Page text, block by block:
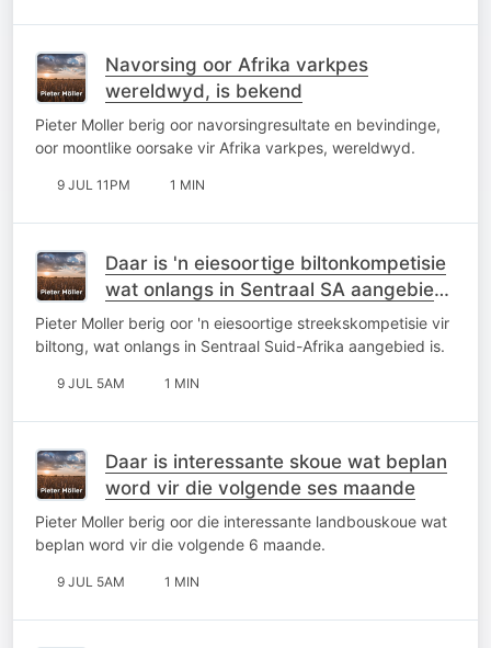
Navorsing oor Afrika varkpes
wereldwyd, is bekend
Pieter Moller berig oor navorsingresultate en bevindinge,
oor moontlike oorsake vir Afrika varkpes, wereldwyd.
9 JUL 11PM 1 MIN
Daar is 'n eiesoortige biltonkompetisie
wat onlangs in Sentraal SA aangebied
is
Pieter Moller berig oor 'n eiesoortige streekskompetisie vir
biltong, wat onlangs in Sentraal Suid-Afrika aangebied is.
9 JUL 5AM 1 MIN
Daar is interessante skoue wat beplan
word vir die volgende ses maande
Pieter Moller berig oor die interessante landbouskoue wat
beplan word vir die volgende 6 maande.
9 JUL 5AM 1 MIN